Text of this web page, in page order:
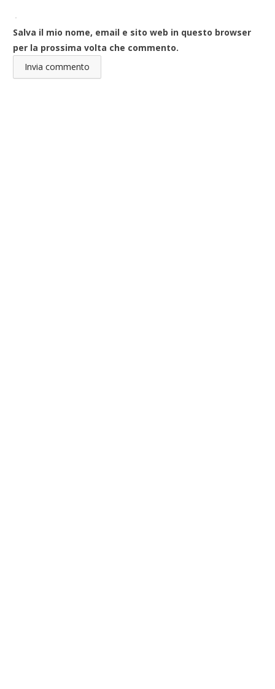
Salva il mio nome, email e sito web in questo browser
per la prossima volta che commento.